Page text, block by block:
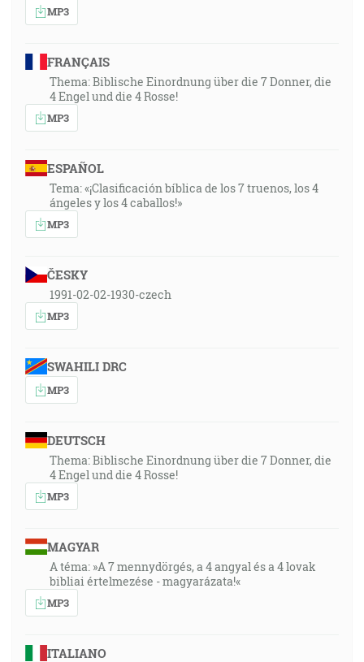
MP3
FRANÇAIS
Thema: Biblische Einordnung über die 7 Donner, die
4 Engel und die 4 Rosse!
MP3
ESPAÑOL
Tema: «¡Clasificación bíblica de los 7 truenos, los 4
ángeles y los 4 caballos!»
MP3
ČESKY
1991-02-02-1930-czech
MP3
SWAHILI DRC
MP3
DEUTSCH
Thema: Biblische Einordnung über die 7 Donner, die
4 Engel und die 4 Rosse!
MP3
MAGYAR
A téma: »A 7 mennydörgés, a 4 angyal és a 4 lovak
bibliai értelmezése - magyarázata!«
MP3
ITALIANO